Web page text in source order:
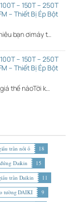
– 150T – 250T
– Thiết Bị Ép Bột
bạn ơimáy t…
– 150T – 250T
– Thiết Bị Ép Bột
thế nàoTời k…
trần nối ố
18
Daikin
15
trần Daikin
11
tường DAIKI
9